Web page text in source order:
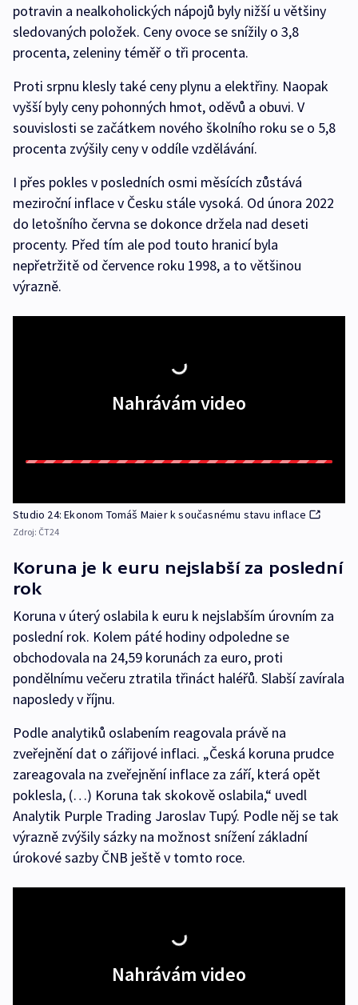
potravin a nealkoholických nápojů byly nižší u většiny
sledovaných položek. Ceny ovoce se snížily o 3,8
procenta, zeleniny téměř o tři procenta.
Proti srpnu klesly také ceny plynu a elektřiny. Naopak
vyšší byly ceny pohonných hmot, oděvů a obuvi. V
souvislosti se začátkem nového školního roku se o 5,8
procenta zvýšily ceny v oddíle vzdělávání.
I přes pokles v posledních osmi měsících zůstává
meziroční inflace v Česku stále vysoká. Od února 2022
do letošního června se dokonce držela nad deseti
procenty. Před tím ale pod touto hranicí byla
nepřetržitě od července roku 1998, a to většinou
výrazně.
Nahrávám video
Studio 24: Ekonom Tomáš Maier k současnému stavu inflace
Zdroj: ČT24
Koruna je k euru nejslabší za poslední
rok
Koruna v úterý oslabila k euru k nejslabším úrovním za
poslední rok. Kolem páté hodiny odpoledne se
obchodovala na 24,59 korunách za euro, proti
pondělnímu večeru ztratila třináct haléřů. Slabší zavírala
naposledy v říjnu.
Podle analytiků oslabením reagovala právě na
zveřejnění dat o zářijové inflaci. „Česká koruna prudce
zareagovala na zveřejnění inflace za září, která opět
poklesla, (…) Koruna tak skokově oslabila,“ uvedl
Analytik Purple Trading Jaroslav Tupý. Podle něj se tak
výrazně zvýšily sázky na možnost snížení základní
úrokové sazby ČNB ještě v tomto roce.
Nahrávám video